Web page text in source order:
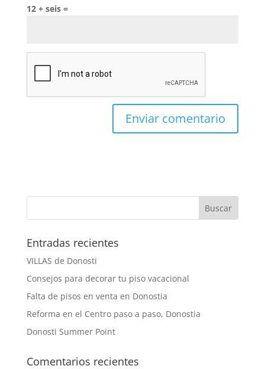
12 + seis =
Entradas recientes
VILLAS de Donosti
Consejos para decorar tu piso vacacional
Falta de pisos en venta en Donostia
Reforma en el Centro paso a paso, Donostia
Donosti Summer Point
Comentarios recientes